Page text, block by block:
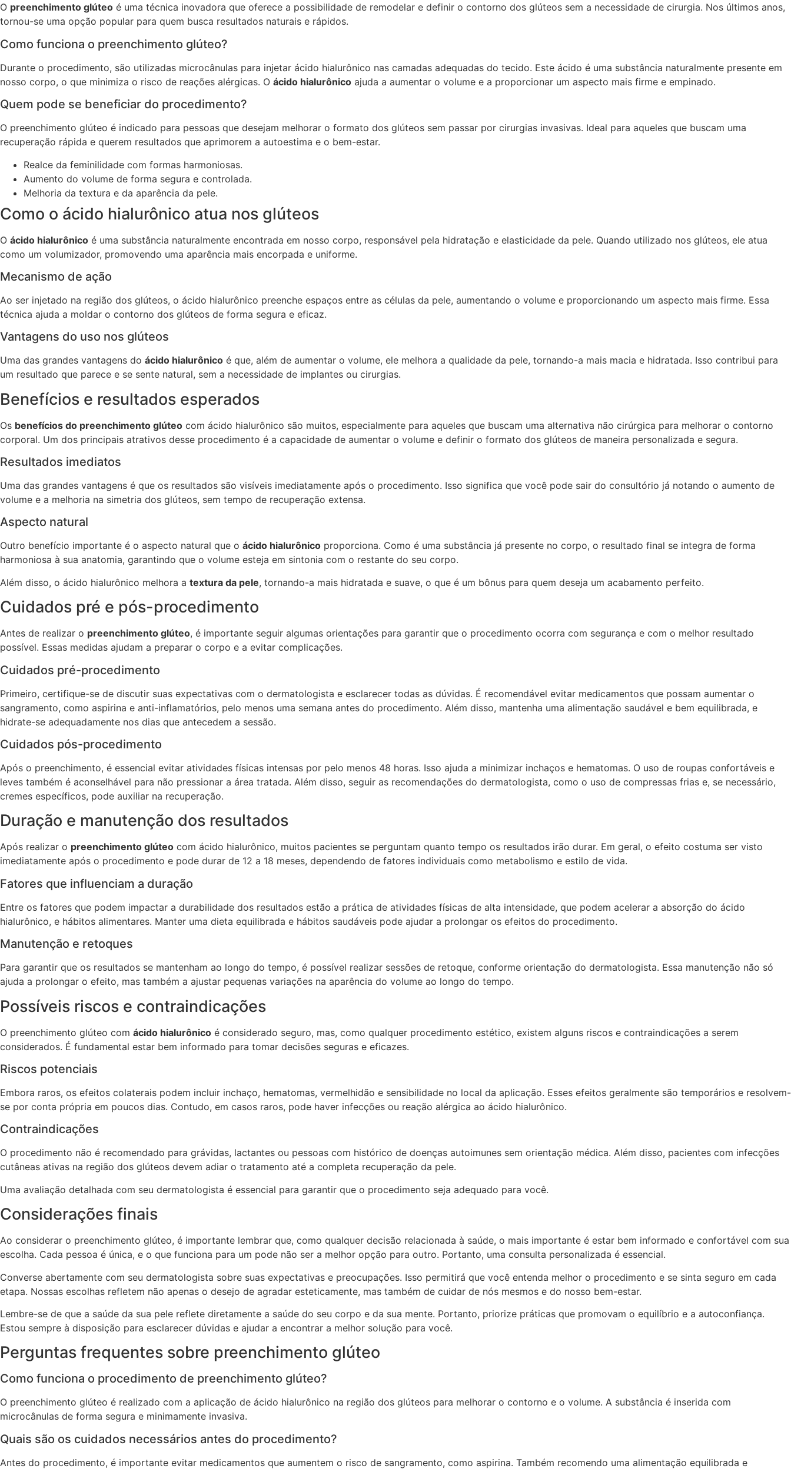
O preenchimento glúteo é uma técnica inovadora que oferece a possibilidade de remodelar e definir o contorno dos glúteos sem a necessidade de cirurgia. Nos últimos anos,
tornou-se uma opção popular para quem busca resultados naturais e rápidos.
Como funciona o preenchimento glúteo?
Durante o procedimento, são utilizadas microcânulas para injetar ácido hialurônico nas camadas adequadas do tecido. Este ácido é uma substância naturalmente presente em
nosso corpo, o que minimiza o risco de reações alérgicas. O ácido hialurônico ajuda a aumentar o volume e a proporcionar um aspecto mais firme e empinado.
Quem pode se beneficiar do procedimento?
O preenchimento glúteo é indicado para pessoas que desejam melhorar o formato dos glúteos sem passar por cirurgias invasivas. Ideal para aqueles que buscam uma
recuperação rápida e querem resultados que aprimorem a autoestima e o bem-estar.
Realce da feminilidade com formas harmoniosas.
Aumento do volume de forma segura e controlada.
Melhoria da textura e da aparência da pele.
Como o ácido hialurônico atua nos glúteos
O ácido hialurônico é uma substância naturalmente encontrada em nosso corpo, responsável pela hidratação e elasticidade da pele. Quando utilizado nos glúteos, ele atua
como um volumizador, promovendo uma aparência mais encorpada e uniforme.
Mecanismo de ação
Ao ser injetado na região dos glúteos, o ácido hialurônico preenche espaços entre as células da pele, aumentando o volume e proporcionando um aspecto mais firme. Essa
técnica ajuda a moldar o contorno dos glúteos de forma segura e eficaz.
Vantagens do uso nos glúteos
Uma das grandes vantagens do ácido hialurônico é que, além de aumentar o volume, ele melhora a qualidade da pele, tornando-a mais macia e hidratada. Isso contribui para
um resultado que parece e se sente natural, sem a necessidade de implantes ou cirurgias.
Benefícios e resultados esperados
Os benefícios do preenchimento glúteo com ácido hialurônico são muitos, especialmente para aqueles que buscam uma alternativa não cirúrgica para melhorar o contorno
corporal. Um dos principais atrativos desse procedimento é a capacidade de aumentar o volume e definir o formato dos glúteos de maneira personalizada e segura.
Resultados imediatos
Uma das grandes vantagens é que os resultados são visíveis imediatamente após o procedimento. Isso significa que você pode sair do consultório já notando o aumento de
volume e a melhoria na simetria dos glúteos, sem tempo de recuperação extensa.
Aspecto natural
Outro benefício importante é o aspecto natural que o ácido hialurônico proporciona. Como é uma substância já presente no corpo, o resultado final se integra de forma
harmoniosa à sua anatomia, garantindo que o volume esteja em sintonia com o restante do seu corpo.
Além disso, o ácido hialurônico melhora a textura da pele, tornando-a mais hidratada e suave, o que é um bônus para quem deseja um acabamento perfeito.
Cuidados pré e pós-procedimento
Antes de realizar o preenchimento glúteo, é importante seguir algumas orientações para garantir que o procedimento ocorra com segurança e com o melhor resultado
possível. Essas medidas ajudam a preparar o corpo e a evitar complicações.
Cuidados pré-procedimento
Primeiro, certifique-se de discutir suas expectativas com o dermatologista e esclarecer todas as dúvidas. É recomendável evitar medicamentos que possam aumentar o
sangramento, como aspirina e anti-inflamatórios, pelo menos uma semana antes do procedimento. Além disso, mantenha uma alimentação saudável e bem equilibrada, e
hidrate-se adequadamente nos dias que antecedem a sessão.
Cuidados pós-procedimento
Após o preenchimento, é essencial evitar atividades físicas intensas por pelo menos 48 horas. Isso ajuda a minimizar inchaços e hematomas. O uso de roupas confortáveis e
leves também é aconselhável para não pressionar a área tratada. Além disso, seguir as recomendações do dermatologista, como o uso de compressas frias e, se necessário,
cremes específicos, pode auxiliar na recuperação.
Duração e manutenção dos resultados
Após realizar o preenchimento glúteo com ácido hialurônico, muitos pacientes se perguntam quanto tempo os resultados irão durar. Em geral, o efeito costuma ser visto
imediatamente após o procedimento e pode durar de 12 a 18 meses, dependendo de fatores individuais como metabolismo e estilo de vida.
Fatores que influenciam a duração
Entre os fatores que podem impactar a durabilidade dos resultados estão a prática de atividades físicas de alta intensidade, que podem acelerar a absorção do ácido
hialurônico, e hábitos alimentares. Manter uma dieta equilibrada e hábitos saudáveis pode ajudar a prolongar os efeitos do procedimento.
Manutenção e retoques
Para garantir que os resultados se mantenham ao longo do tempo, é possível realizar sessões de retoque, conforme orientação do dermatologista. Essa manutenção não só
ajuda a prolongar o efeito, mas também a ajustar pequenas variações na aparência do volume ao longo do tempo.
Possíveis riscos e contraindicações
O preenchimento glúteo com ácido hialurônico é considerado seguro, mas, como qualquer procedimento estético, existem alguns riscos e contraindicações a serem
considerados. É fundamental estar bem informado para tomar decisões seguras e eficazes.
Riscos potenciais
Embora raros, os efeitos colaterais podem incluir inchaço, hematomas, vermelhidão e sensibilidade no local da aplicação. Esses efeitos geralmente são temporários e resolvem-
se por conta própria em poucos dias. Contudo, em casos raros, pode haver infecções ou reação alérgica ao ácido hialurônico.
Contraindicações
O procedimento não é recomendado para grávidas, lactantes ou pessoas com histórico de doenças autoimunes sem orientação médica. Além disso, pacientes com infecções
cutâneas ativas na região dos glúteos devem adiar o tratamento até a completa recuperação da pele.
Uma avaliação detalhada com seu dermatologista é essencial para garantir que o procedimento seja adequado para você.
Considerações finais
Ao considerar o preenchimento glúteo, é importante lembrar que, como qualquer decisão relacionada à saúde, o mais importante é estar bem informado e confortável com sua
escolha. Cada pessoa é única, e o que funciona para um pode não ser a melhor opção para outro. Portanto, uma consulta personalizada é essencial.
Converse abertamente com seu dermatologista sobre suas expectativas e preocupações. Isso permitirá que você entenda melhor o procedimento e se sinta seguro em cada
etapa. Nossas escolhas refletem não apenas o desejo de agradar esteticamente, mas também de cuidar de nós mesmos e do nosso bem-estar.
Lembre-se de que a saúde da sua pele reflete diretamente a saúde do seu corpo e da sua mente. Portanto, priorize práticas que promovam o equilíbrio e a autoconfiança.
Estou sempre à disposição para esclarecer dúvidas e ajudar a encontrar a melhor solução para você.
Perguntas frequentes sobre preenchimento glúteo
Como funciona o procedimento de preenchimento glúteo?
O preenchimento glúteo é realizado com a aplicação de ácido hialurônico na região dos glúteos para melhorar o contorno e o volume. A substância é inserida com
microcânulas de forma segura e minimamente invasiva.
Quais são os cuidados necessários antes do procedimento?
Antes do procedimento, é importante evitar medicamentos que aumentem o risco de sangramento, como aspirina. Também recomendo uma alimentação equilibrada e